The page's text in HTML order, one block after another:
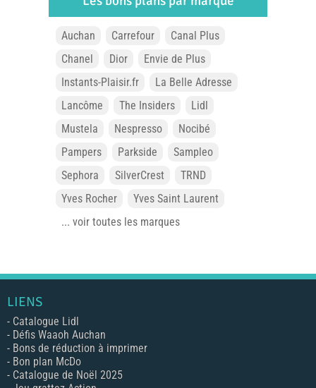
Auchan Carrefour
Canal Plus
Chanel
Dior
Envie de Plus
Instants-Plaisir.fr
La Belle Adresse
Lancôme
The Insiders
Lidl
Mustela
Nespresso
Nocibé
Pampers
Parkside
Sampleo
Sephora
SilverCrest
TRND
Yves Rocher
Yves Saint Laurent
... voir toutes les marques
LIENS
- Catalogue Lidl
- Défis Waaoh Auchan
- Bons de réduction à imprimer
- Bon plan McDo
- Catalogue de Noël 2025